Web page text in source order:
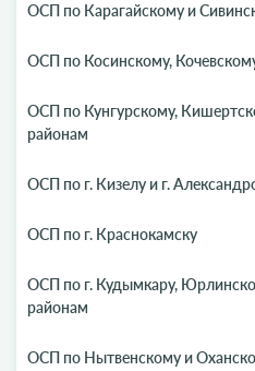
ОСП по Карагайскому и
ОСП по Косинскому,
ОСП по Кунгурскому,
районам
ОСП по г. Кизелу и г.
ОСП по г. Краснокамску
ОСП по г. Кудымкару,
районам
ОСП по Нытвенскому и